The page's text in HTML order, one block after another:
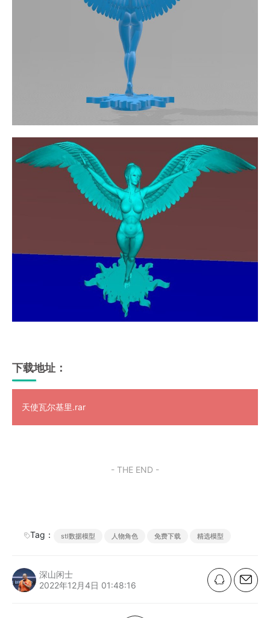
下载地址：
天使瓦尔基里.rar
- THE END -
Tag： stl数据模型 人物角色 免费下载 精选模型
深山闲士
2022年12月4日 01:48:16